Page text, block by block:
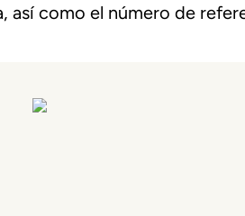
así como el número de